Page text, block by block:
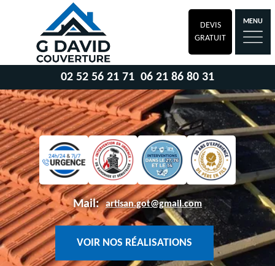
DEVIS
GRATUIT
MENU
02 52 56 21 71 06 21 86 80 31
Mail: artisan.got@gmail.com
VOIR NOS RÉALISATIONS